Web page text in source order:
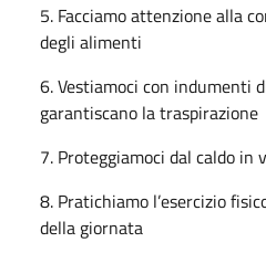
5. Facciamo attenzione alla
degli alimenti
6. Vestiamoci con indumenti
garantiscano la traspirazione
7. Proteggiamoci dal caldo in
8. Pratichiamo l’esercizio
della giornata